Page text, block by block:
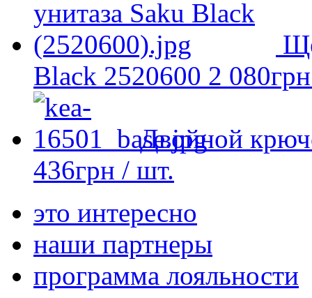
Black 2520600 2 080грн
Двойной
436грн / шт.
это интересно
наши партнеры
программа лояльности